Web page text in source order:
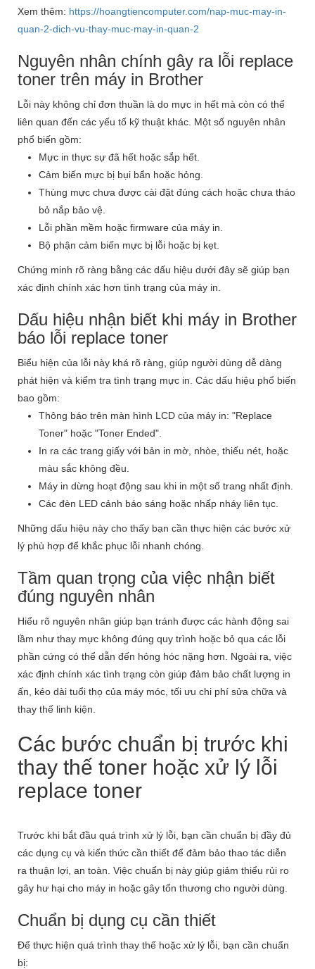
Xem thêm: https://hoangtiencomputer.com/nap-muc-may-in-
quan-2-dich-vu-thay-muc-may-in-quan-2
Nguyên nhân chính gây ra lỗi replace
toner trên máy in Brother
Lỗi này không chỉ đơn thuần là do mực in hết mà còn có thể
liên quan đến các yếu tố kỹ thuật khác. Một số nguyên nhân
phổ biến gồm:
Mực in thực sự đã hết hoặc sắp hết.
Cảm biến mực bị bụi bẩn hoặc hỏng.
Thùng mực chưa được cài đặt đúng cách hoặc chưa tháo
bỏ nắp bảo vệ.
Lỗi phần mềm hoặc firmware của máy in.
Bộ phận cảm biến mực bị lỗi hoặc bị kẹt.
Chứng minh rõ ràng bằng các dấu hiệu dưới đây sẽ giúp bạn
xác định chính xác hơn tình trạng của máy in.
Dấu hiệu nhận biết khi máy in Brother
báo lỗi replace toner
Biểu hiện của lỗi này khá rõ ràng, giúp người dùng dễ dàng
phát hiện và kiểm tra tình trạng mực in. Các dấu hiệu phổ biến
bao gồm:
Thông báo trên màn hình LCD của máy in: "Replace
Toner" hoặc "Toner Ended".
In ra các trang giấy với bản in mờ, nhòe, thiếu nét, hoặc
màu sắc không đều.
Máy in dừng hoạt động sau khi in một số trang nhất định.
Các đèn LED cảnh báo sáng hoặc nhấp nháy liên tục.
Những dấu hiệu này cho thấy bạn cần thực hiện các bước xử
lý phù hợp để khắc phục lỗi nhanh chóng.
Tầm quan trọng của việc nhận biết
đúng nguyên nhân
Hiểu rõ nguyên nhân giúp bạn tránh được các hành động sai
lầm như thay mực không đúng quy trình hoặc bỏ qua các lỗi
phần cứng có thể dẫn đến hỏng hóc nặng hơn. Ngoài ra, việc
xác định chính xác tình trạng còn giúp đảm bảo chất lượng in
ấn, kéo dài tuổi thọ của máy móc, tối ưu chi phí sửa chữa và
thay thế linh kiện.
Các bước chuẩn bị trước khi
thay thế toner hoặc xử lý lỗi
replace toner
Trước khi bắt đầu quá trình xử lý lỗi, bạn cần chuẩn bị đầy đủ
các dụng cụ và kiến thức cần thiết để đảm bảo thao tác diễn
ra thuận lợi, an toàn. Việc chuẩn bị này giúp giảm thiểu rủi ro
gây hư hại cho máy in hoặc gây tổn thương cho người dùng.
Chuẩn bị dụng cụ cần thiết
Để thực hiện quá trình thay thế hoặc xử lý lỗi, bạn cần chuẩn
bị: